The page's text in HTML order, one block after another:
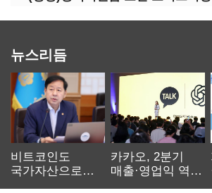
뉴스리듬
비트코인도
국가자산으로…'
카카오, 2분기
매출·영업익 역대